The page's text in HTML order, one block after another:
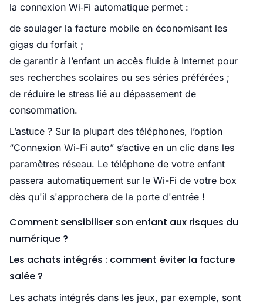
la connexion Wi‑Fi automatique permet :
de soulager la facture mobile en économisant les
gigas du forfait ;
de garantir à l’enfant un accès fluide à Internet pour
ses recherches scolaires ou ses séries préférées ;
de réduire le stress lié au dépassement de
consommation.
L’astuce ? Sur la plupart des téléphones, l’option
“Connexion Wi-Fi auto” s’active en un clic dans les
paramètres réseau. Le téléphone de votre enfant
passera automatiquement sur le Wi-Fi de votre box
dès qu'il s'approchera de la porte d'entrée !
Comment sensibiliser son enfant aux risques du
numérique ?
Les achats intégrés : comment éviter la facture
salée ?
Les achats intégrés dans les jeux, par exemple, sont